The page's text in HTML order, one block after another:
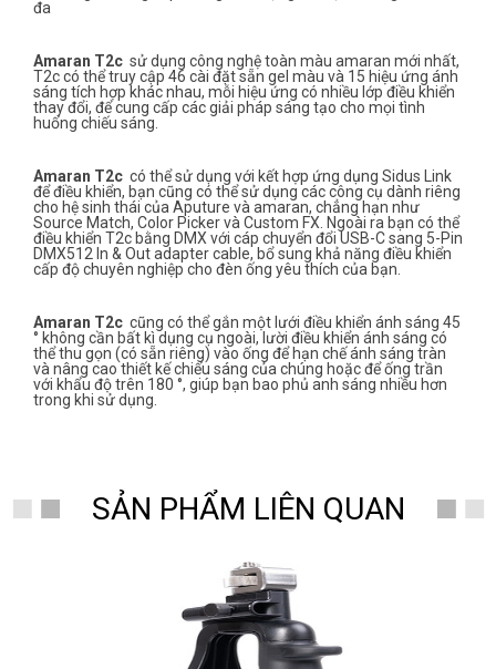
đa
Amaran T2c sử dụng công nghệ toàn màu amaran mới nhất,
T2c có thể truy cập 46 cài đặt sẵn gel màu và 15 hiệu ứng ánh
sáng tích hợp khác nhau, mỗi hiệu ứng có nhiều lớp điều khiển
thay đổi, để cung cấp các giải pháp sáng tạo cho mọi tình
huống chiếu sáng.
Amaran T2c có thể sử dụng với kết hợp ứng dụng Sidus Link
để điều khiển, bạn cũng có thể sử dụng các công cụ dành riêng
cho hệ sinh thái của Aputure và amaran, chẳng hạn như
Source Match, Color Picker và Custom FX. Ngoài ra bạn có thể
điều khiển T2c bằng DMX với cáp chuyển đổi USB-C sang 5-Pin
DMX512 In & Out adapter cable, bổ sung khả năng điều khiển
cấp độ chuyên nghiệp cho đèn ống yêu thích của bạn.
Amaran T2c cũng có thể gắn một lưới điều khiển ánh sáng 45
° không cần bất kì dụng cụ ngoài, lười điều khiển ánh sáng có
thể thu gọn (có sẵn riêng) vào ống để hạn chế ánh sáng tràn
và nâng cao thiết kế chiếu sáng của chúng hoặc để ống trần
với khẩu độ trên 180 °, giúp bạn bao phủ anh sáng nhiều hơn
trong khi sử dụng.
SẢN PHẨM LIÊN QUAN